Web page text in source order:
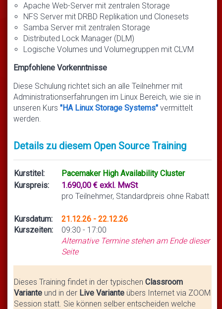
Apache Web-Server mit zentralen Storage
NFS Server mit DRBD Replikation und Clonesets
Samba Server mit zentralen Storage
Distributed Lock Manager (DLM)
Logische Volumes und Volumegruppen mit CLVM
Empfohlene Vorkenntnisse
Diese Schulung richtet sich an alle Teilnehmer mit
Administrationserfahrungen im Linux Bereich, wie sie in
unseren Kurs "HA Linux Storage Systems" vermittelt
werden.
Details zu diesem Open Source Training
Kurstitel:
Pacemaker High Availability Cluster
Kurspreis:
1.690,00 € exkl. MwSt
pro Teilnehmer, Standardpreis ohne Rabatt
Kursdatum:
Kurszeiten:
21.12.26 - 22.12.26
09:30 - 17:00
Alternative Termine stehen am Ende dieser
Seite
Dieses Training findet in der typischen Classroom
Variante und in der Live Variante übers Internet via ZOOM
Session statt. Sie können selber entscheiden welche